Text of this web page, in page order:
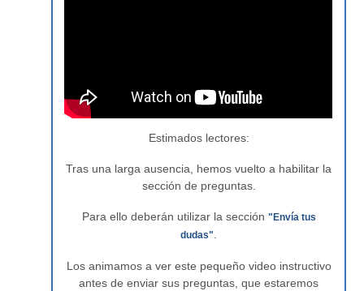
Estimados lectores:
Tras una larga ausencia, hemos vuelto a habilitar la
sección de preguntas.
Para ello deberán utilizar la sección "Envía tus
dudas"
Los animamos a ver este pequeño video instructivo
antes de enviar sus preguntas, que estaremos